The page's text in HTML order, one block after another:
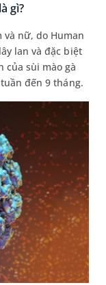
gì?
và nữ, do Human
lan và đặc biệt
của sùi mào gà
đến 9 tháng.